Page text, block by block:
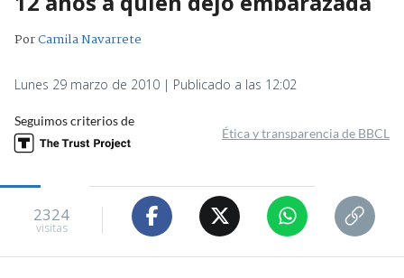
PorCamila Navarrete
Lunes 29 marzo de 2010 | Publicado a las 12:02
Seguimos criterios de
Ética y transparencia de BBCL
2324
visitas